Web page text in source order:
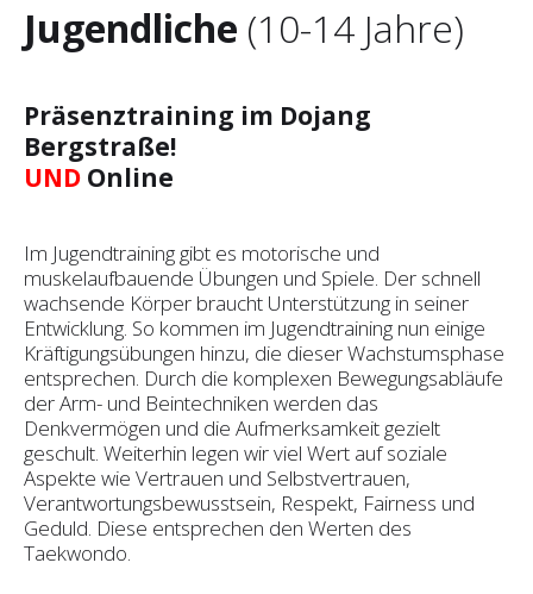
Jugendliche (10-14 Jahre)
Präsenztraining im Dojang
Bergstraße!
UND Online
Im Jugendtraining gibt es motorische und
muskelaufbauende Übungen und Spiele. Der schnell
wachsende Körper braucht Unterstützung in seiner
Entwicklung. So kommen im Jugendtraining nun einige
Kräftigungsübungen hinzu, die dieser Wachstumsphase
entsprechen. Durch die komplexen Bewegungsabläufe
der Arm- und Beintechniken werden das
Denkvermögen und die Aufmerksamkeit gezielt
geschult. Weiterhin legen wir viel Wert auf soziale
Aspekte wie Vertrauen und Selbst­vertrauen,
Verantwortungsbewusstsein, Respekt, Fairness und
Geduld. Diese entsprechen den Werten des
Taekwondo.